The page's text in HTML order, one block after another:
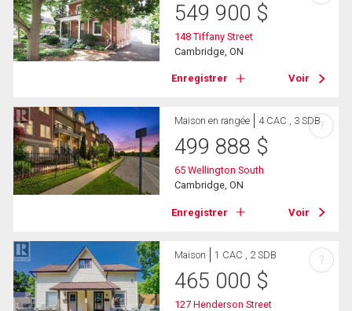
549 900 $
148 Tiffany Street
Cambridge, ON
Enregistrer Voir
Maison en rangée 4 CAC , 3 SDB
499 888 $
65 Wellington South
Cambridge, ON
Enregistrer Voir
?
Maison 1 CAC , 2 SDB
465 000 $
127 Henderson Street
?